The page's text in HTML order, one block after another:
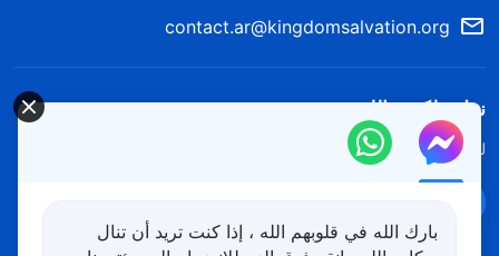
contact.ar@kingdomsalvation.org
نزل ملكوت الله.
لقد نزلت المملكة بالفعل إلى الأرض! هل تريد دخوله؟
بارك الله في قلوبهم الله ، إذا كنت تريد أن تنال